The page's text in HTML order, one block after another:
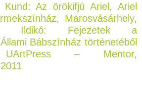
Az örökifjú Ariel, Ariel
Marosvásárhely,
Ildikó: Fejezetek a
Bábszínház történetéből
UArtPress – Mentor,